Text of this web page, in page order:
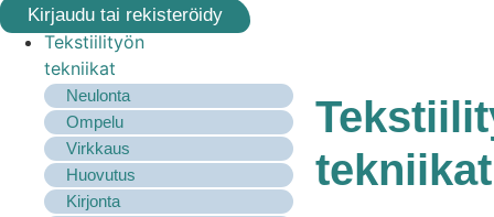
Kirjaudu tai rekisteröidy
Tekstiilityön
tekniikat
Neulonta
Ompelu
Virkkaus
Huovutus
Kirjonta
tekniikat